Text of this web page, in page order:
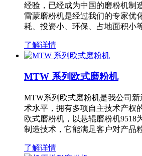
经验，已经成为中国的磨粉机制
雷蒙磨粉机是经过我们的专家优
耗、投资小、环保、占地面积小
了解详情
MTW 系列欧式磨粉机
MTW系列欧式磨粉机是我公司
术水平，拥有多项自主技术产权
欧式磨粉机，以悬辊磨粉机9518
制造技术，它能满足客户对产品
了解详情